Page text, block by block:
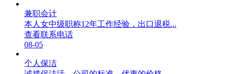
兼职会计
本人女中级职称12年工作经验，出口退税...
查看联系电话
08-05
个人保洁